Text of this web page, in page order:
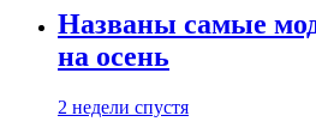
Названы самые
на осень
2 недели спустя